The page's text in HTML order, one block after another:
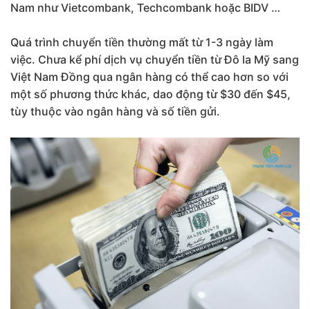
Nam như Vietcombank, Techcombank hoặc BIDV …
Quá trình chuyển tiền thường mất từ 1-3 ngày làm
việc. Chưa kể phí dịch vụ chuyển tiền từ Đô la Mỹ sang
Việt Nam Đồng qua ngân hàng có thể cao hơn so với
một số phương thức khác, dao động từ $30 đến $45,
tùy thuộc vào ngân hàng và số tiền gửi.